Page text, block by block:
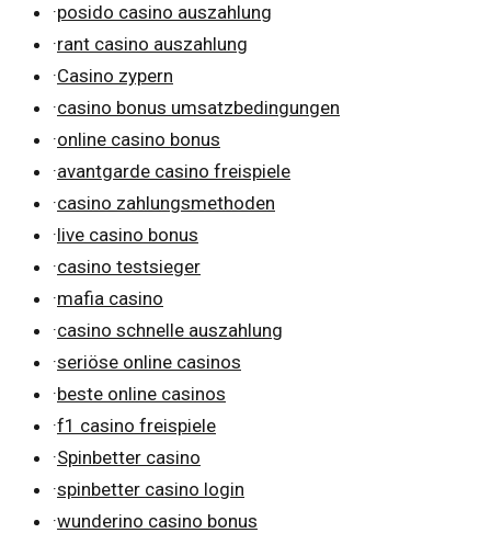
·posido casino auszahlung
·rant casino auszahlung
·Casino zypern
·casino bonus umsatzbedingungen
·online casino bonus
·avantgarde casino freispiele
·casino zahlungsmethoden
·live casino bonus
·casino testsieger
·mafia casino
·casino schnelle auszahlung
·seriöse online casinos
·beste online casinos
·f1 casino freispiele
·Spinbetter casino
·spinbetter casino login
·wunderino casino bonus